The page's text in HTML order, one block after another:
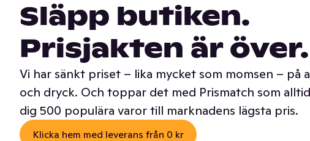
Släpp butiken.
Prisjakten är över.
Vi har sänkt priset – lika mycket som momsen – på
och dryck. Och toppar det med Prismatch som
dig 500 populära varor till marknadens lägsta pris.
Klicka hem med leverans från 0 kr